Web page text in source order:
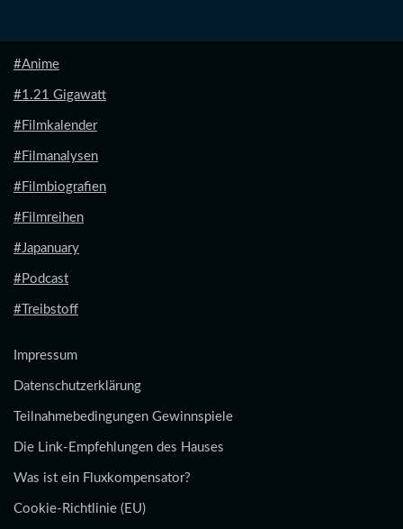
#Anime
#1.21 Gigawatt
#Filmkalender
#Filmanalysen
#Filmbiografien
#Filmreihen
#Japanuary
#Podcast
#Treibstoff
Impressum
Datenschutzerklärung
Teilnahmebedingungen Gewinnspiele
Die Link-Empfehlungen des Hauses
Was ist ein Fluxkompensator?
Cookie-Richtlinie (EU)